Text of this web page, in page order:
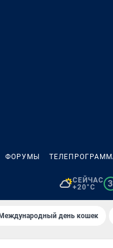
ФОРУМЫ
СЕЙЧАС
+20°C
3
Международный день кошек